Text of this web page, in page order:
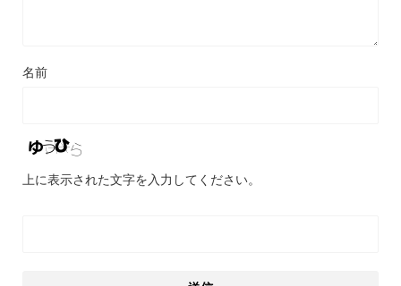
名前
上に表示された文字を入力してください。